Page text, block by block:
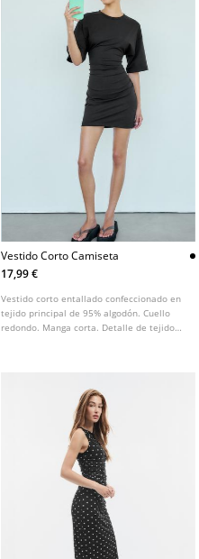
Vestido Corto Camiseta
17,99 €
Vestido corto entallado confeccionado en
tejido principal de 95% algodón. Cuello
redondo. Manga corta. Detalle de tejido